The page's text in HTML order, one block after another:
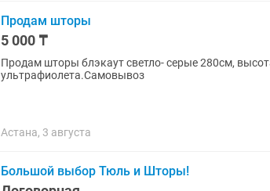
Продам шторы
5 000 ₸
Продам шторы блэкаут светло- серые 280см,
ультрафиолета.Самовывоз
Астана, 3 августа
Большой выбор Тюль и Шторы!